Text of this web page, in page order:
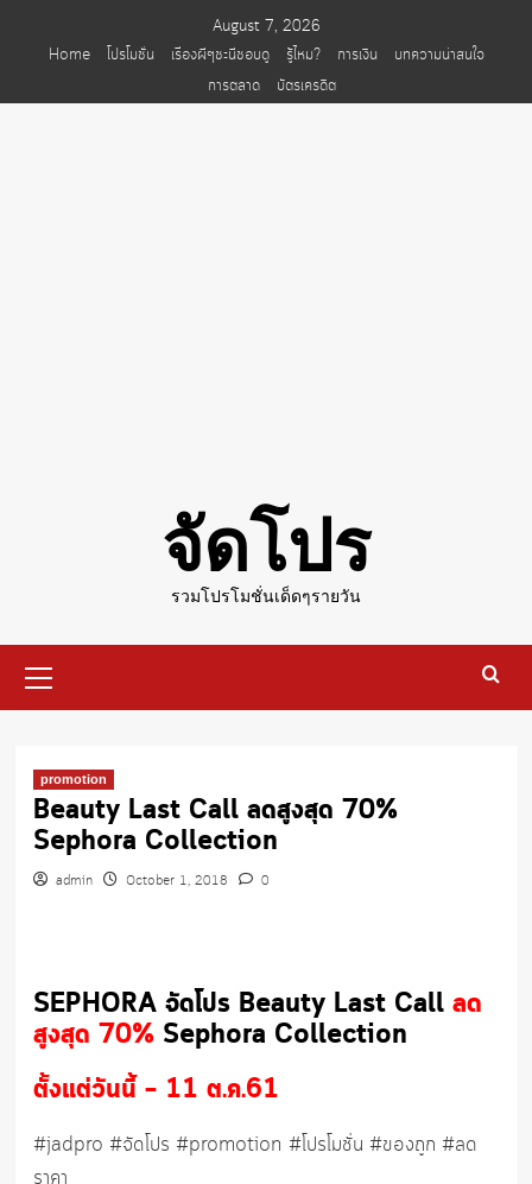
August 7, 2026
Home
โปรโมชั่น เรื่องผีๆชะนีชอบดู รู้ไหม? การเงิน
บทความน่าสนใจ
การตลาด
บัตรเครดิต
จัดโปร
รวมโปรโมชั่นเด็ดๆรายวัน
Menu
promotion
Beauty Last Call ลดสูงสุด 70%
Sephora Collection
admin October 1, 2018 0
SEPHORA จัดโปร Beauty Last Call ลด
สูงสุด 70%Sephora Collection
ตั้งแต่วันนี้ – 11 ต.ค.61
#jadpro #จัดโปร #promotion #โปรโมชั่น #ของถูก #ลด